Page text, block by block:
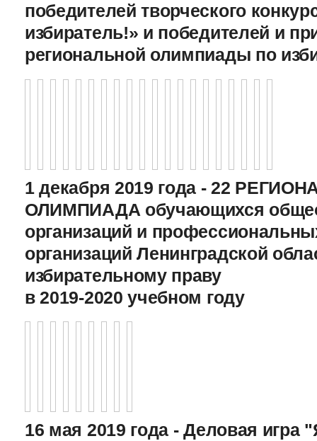
победителей творческого
избиратель!» и победителей и
региональной олимпиады по
1 декабря 2019 года - 22
ОЛИМПИАДА обучающихся
организаций и
организаций Ленинградской
избирательному праву
в 2019-2020 учебном году
16 мая 2019 года - Деловая игра